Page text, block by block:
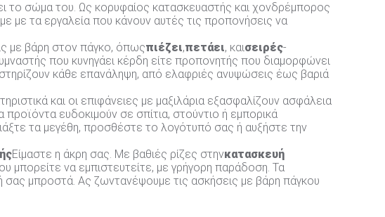
το σώμα του. Ως κορυφαίος κατασκευαστής και χονδρέμπορος
με τα εργαλεία που κάνουν αυτές τις προπονήσεις να
με βάρη στον πάγκο, όπωςπιέζει,πετάει, καισειρές-
που κυνηγάει κέρδη είτε προπονητής που διαμορφώνει
κάθε επανάληψη, από ελαφριές ανυψώσεις έως βαριά
και οι επιφάνειες με μαξιλάρια εξασφαλίζουν ασφάλεια
ευδοκιμούν σε σπίτια, στούντιο ή εμπορικά
τα μεγέθη, προσθέστε το λογότυπό σας ή αυξήστε την
Είμαστε η άκρη σας. Με βαθιές ρίζες στηνκατασκευή
μπορείτε να εμπιστευτείτε, με γρήγορη παράδοση. Τα
σας μπροστά. Ας ζωντανέψουμε τις ασκήσεις με βάρη πάγκου